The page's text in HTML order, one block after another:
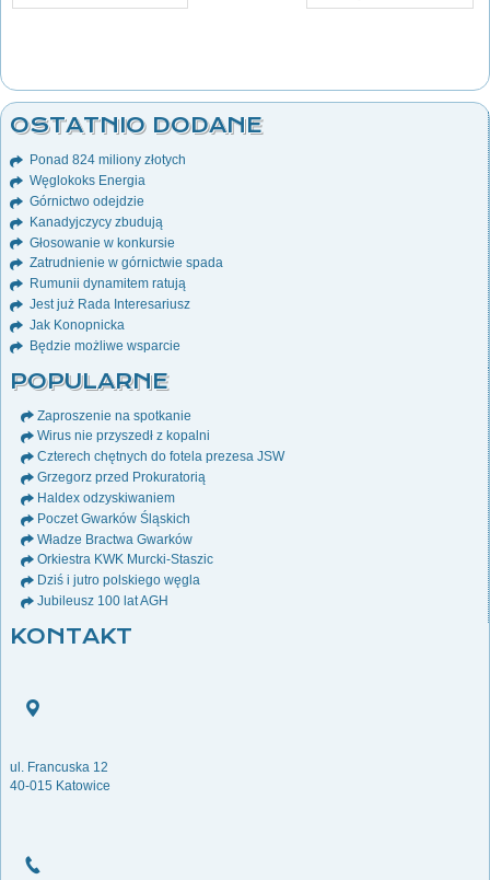
OSTATNIO DODANE
Ponad 824 miliony złotych
Węglokoks Energia
Górnictwo odejdzie
Kanadyjczycy zbudują
Głosowanie w konkursie
Zatrudnienie w górnictwie spada
Rumunii dynamitem ratują
Jest już Rada Interesariusz
Jak Konopnicka
Będzie możliwe wsparcie
POPULARNE
Zaproszenie na spotkanie
Wirus nie przyszedł z kopalni
Czterech chętnych do fotela prezesa JSW
Grzegorz przed Prokuratorią
Haldex odzyskiwaniem
Poczet Gwarków Śląskich
Władze Bractwa Gwarków
Orkiestra KWK Murcki-Staszic
Dziś i jutro polskiego węgla
Jubileusz 100 lat AGH
KONTAKT
ul. Francuska 12
40-015 Katowice